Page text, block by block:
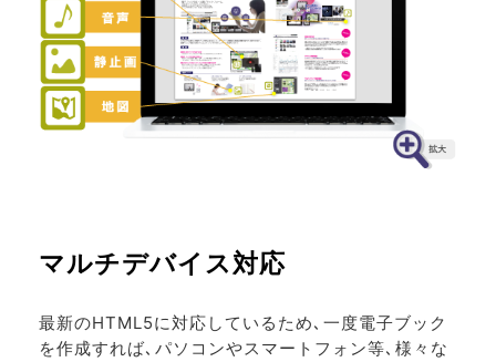
マルチデバイス対応
最新のHTML5に対応しているため､一度電子ブック
を作成すれば､パソコンやスマートフォン等､様々な